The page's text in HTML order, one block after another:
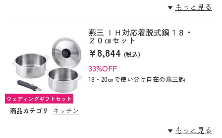
もっと見る
ウェディングギフトセット
燕三 ＩＨ対応着脱式鍋１８・
２０㎝セット
¥8,844(税込)
33%OFF
18・20㎝で使い分け自在の燕三鍋
商品カテゴリ キッチン
もっと見る